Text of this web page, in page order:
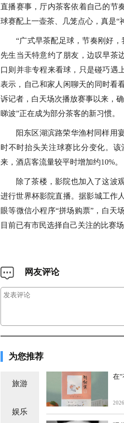
直播赛事，厅内茶客依着自己的节
球赛配上一壶茶、几笼点心，真是“
“广式早茶配足球，节奏刚好
先生当天特意约了朋友，边叹早茶
口则并非专程来看球，只是碰巧遇
表示，自己和家人闲聊天的同时看
诉记者，白天场次播放赛事以来，
睇波”正在成为部分茶客的新习惯。
阳东区湖滨路荣华渔村同样用
时不时抬头关注球赛比分变化。
来，酒店客流量较平时增加约10%。
除了茶楼，影院也加入了这波
进行世界杯影院直播。据影城工作
眼等微信小程序“拼场购票”，白天
目前已有市民选择自己关注的比赛
网友评论
为您推荐
旅游
娱乐
在